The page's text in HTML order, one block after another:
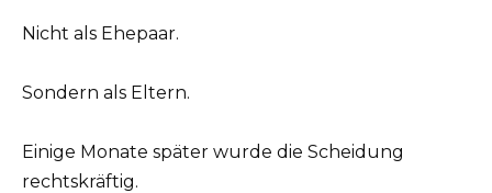
Nicht als Ehepaar.
Sondern als Eltern.
Einige Monate später wurde die Scheidung
rechtskräftig.